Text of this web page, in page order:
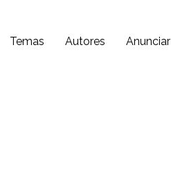
Temas Autores Anunciar